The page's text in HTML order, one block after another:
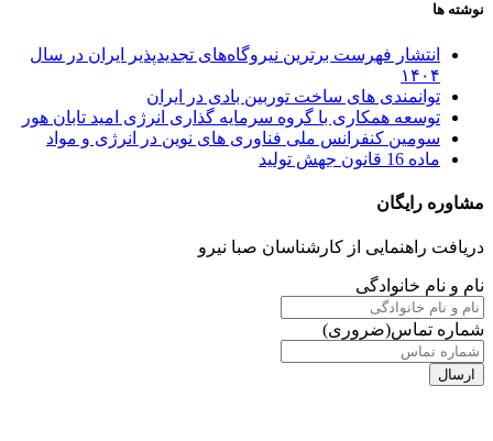
نوشته ها
انتشار فهرست برترین نیروگاه‌های تجدیدپذیر ایران در سال
۱۴۰۴
توانمندی های ساخت توربین بادی در ایران
توسعه همکاری با گروه سرمایه گذاری انرژی امید تابان هور
سومین کنفرانس ملی فناوری های نوین در انرژی و مواد
ماده 16 قانون جهش تولید
مشاوره رایگان
دریافت راهنمایی از کارشناسان صبا نیرو
نام و نام خانوادگی
شماره تماس(ضروری)